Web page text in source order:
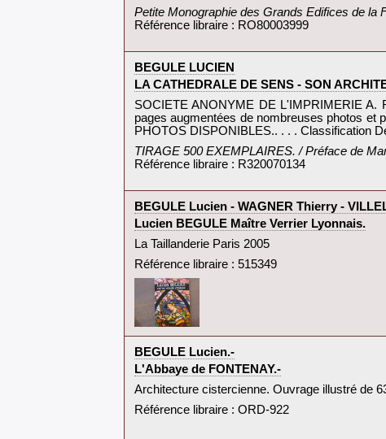
‎Petite Monographie des Grands Edifices de la
Référence libraire : RO80003999
‎BEGULE LUCIEN‎
‎LA CATHEDRALE DE SENS - SON
‎SOCIETE ANONYME DE L'IMPRIMERIE A.
pages augmentées de nombreuses photos et
PHOTOS DISPONIBLES.. . . . Classification
‎TIRAGE 500 EXEMPLAIRES. / Préface de
Référence libraire : R320070134
‎BEGULE Lucien - WAGNER Thierry -
‎Lucien BEGULE Maître Verrier Lyonnais.‎
‎La Taillanderie Paris 2005‎
Référence libraire : 515349
‎BEGULE Lucien.-‎
‎L'Abbaye de FONTENAY.-‎
‎Architecture cistercienne. Ouvrage illustré de
Référence libraire : ORD-922